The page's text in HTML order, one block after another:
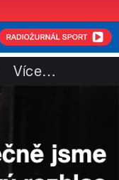
Více…